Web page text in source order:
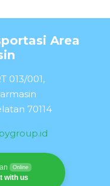
Area
013/001,
70114
Online
with us